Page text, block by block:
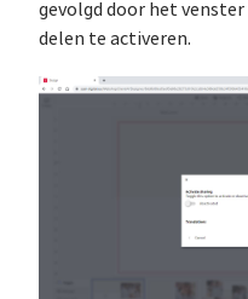
gevolgd door het venster
delen te activeren.